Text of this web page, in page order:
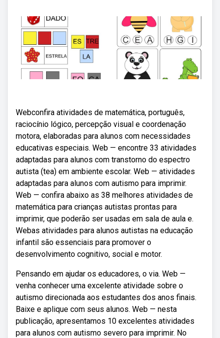
Webconfira atividades de matemática, português,
raciocínio lógico, percepção visual e coordenação
motora, elaboradas para alunos com necessidades
educativas especiais. Web — encontre 33 atividades
adaptadas para alunos com transtorno do espectro
autista (tea) em ambiente escolar. Web — atividades
adaptadas para alunos com autismo para imprimir.
Web — confira abaixo as 38 melhores atividades de
matemática para crianças autistas prontas para
imprimir, que poderão ser usadas em sala de aula e.
Webas atividades para alunos autistas na educação
infantil são essenciais para promover o
desenvolvimento cognitivo, social e motor.
Pensando em ajudar os educadores, o via. Web —
venha conhecer uma excelente atividade sobre o
autismo direcionada aos estudantes dos anos finais.
Baixe e aplique com seus alunos. Web — nesta
publicação, apresentamos 10 excelentes atividades
para alunos com autismo severo para imprimir. No